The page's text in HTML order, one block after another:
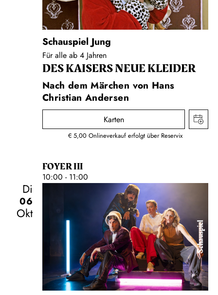
Schauspiel Jung
Für alle ab 4 Jahren
DES KAISERS NEUE KLEIDER
Nach dem Märchen von Hans
Christian Andersen
Karten
€ 5,00 Onlineverkauf erfolgt über Reservix
FOYER III
10:00 - 11:00
Di
06
Okt
Schauspiel